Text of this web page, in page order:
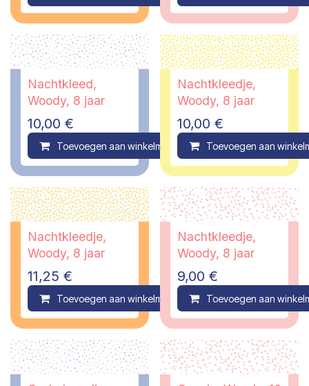
Nachtkleed,
Woody, 8 jaar
10,00 €
Toevoegen aan winkelmandje Compare
Nachtkleedje,
Woody, 8 jaar
10,00 €
Toevoegen aan
Nachtkleedje,
Woody, 8 jaar
11,25 €
Toevoegen aan winkelmandje Compare
Nachtkleedje,
Woody, 8 jaar
9,00 €
Toevoegen aan